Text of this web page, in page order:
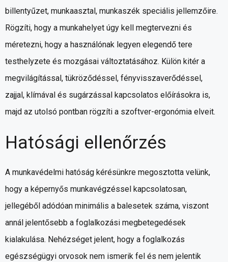
billentyűzet, munkaasztal, munkaszék speciális jellemzőire.
Rögzíti, hogy a munkahelyet úgy kell megtervezni és
méretezni, hogy a használónak legyen elegendő tere
testhelyzete és mozgásai változtatásához. Külön kitér a
megvilágítással, tükröződéssel, fényvisszaverődéssel,
zajjal, klímával és sugárzással kapcsolatos előírásokra is,
majd az utolsó pontban rögzíti a szoftver-ergonómia elveit.
Hatósági ellenőrzés
A munkavédelmi hatóság kérésünkre megosztotta velünk,
hogy a képernyős munkavégzéssel kapcsolatosan,
jellegéből adódóan minimális a balesetek száma, viszont
annál jelentősebb a foglalkozási megbetegedések
kialakulása. Nehézséget jelent, hogy a foglalkozás
egészségügyi orvosok nem ismerik fel és nem jelentik